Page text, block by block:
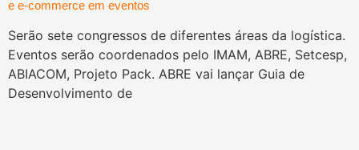
e e-commerce em eventos
Serão sete congressos de diferentes áreas da logística.
Eventos serão coordenados pelo IMAM, ABRE, Setcesp,
ABIACOM, Projeto Pack. ABRE vai lançar Guia de
Desenvolvimento de